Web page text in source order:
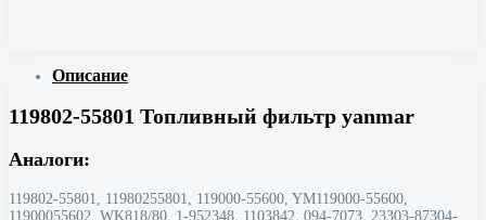
Описание
119802-55801 Топливный фильтр yanmar
Аналоги:
119802-55801, 11980255801, 119000-55600, YM119000-55600,
11900055602, WK818/80, 1-952348, 1103842, 094-7073, 23303-87304-